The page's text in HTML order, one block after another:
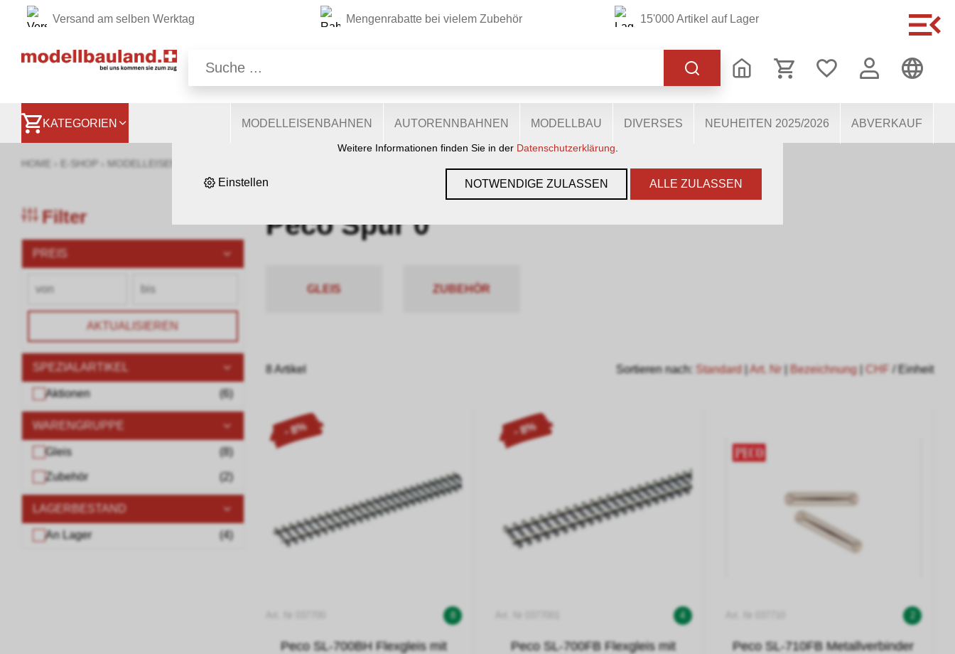
Versand am selben Werktag Mengenrabatte bei vielem Zubehör 15'000 Artikel auf Lager
KATEGORIEN MODELLEISENBAHNEN AUTORENNBAHNEN MODELLBAU DIVERSES NEUHEITEN 2025/2026 ABVERKAUF
HOME E-SHOP MODELLEISENBAHNEN
Filter
PREIS
AKTUALISIEREN
SPEZIALARTIKEL
Aktionen (6 )
WARENGRUPPE
Gleis ( 8 )
Zubehör (2 )
LAGERBESTAND
An Lager (4 )
Peco Spur 0
GLEIS ZUBEHÖR
Sortieren nach: Standard |Art. Nr Bezeichnung| CHF / Einheit
8 Artikel
- 8%
8
Peco SL-700BH Flexgleis mit
- 8%
4
Peco SL-700FB Flexgleis mit
Peco SL-710FB Metallverbinder
Wir nutzen auf unserer Website verschiedene Cookies: Einige sind notwendig für den korrekten Betrieb der
Website, andere ermöglichen Ihnen mehr Funktionalitäten, und noch andere helfen uns dabei, die Nutzenden
zugestimmt, nutzen anonymisierte, personenbezogene Daten.
Weitere Informationen finden Sie in der Datenschutzerklärung
Einstellen NOTWENDIGE ZULASSEN ALLE ZULASSEN